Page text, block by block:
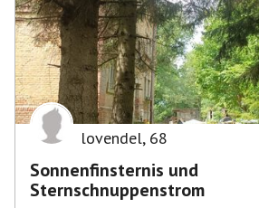
lovendel, 68
Sonnenfinsternis und
Sternschnuppenstrom